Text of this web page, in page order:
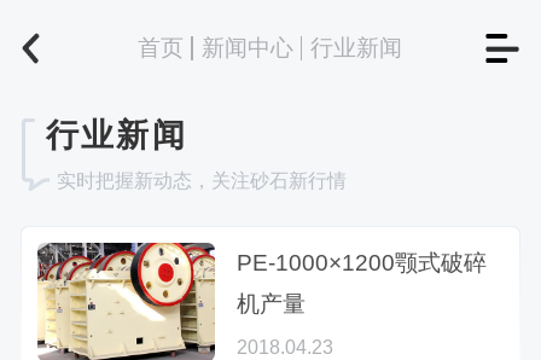
首页 新闻中心 行业新闻
行业新闻
实时把握新动态，关注砂石新行情
PE-1000×1200颚式破碎
机产量
2018.04.23